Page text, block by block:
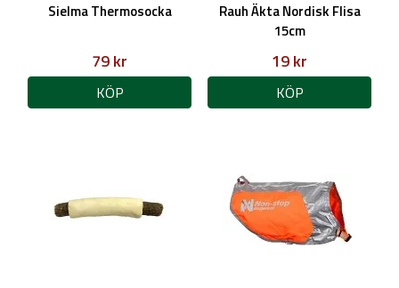
Sielma Thermosocka
79 kr
KÖP
Rauh Äkta Nordisk Flisa
15cm
19 kr
KÖP